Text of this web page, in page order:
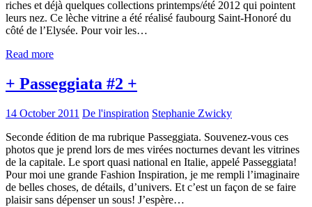
riches et déjà quelques collections printemps/été 2012 qui pointent
leurs nez. Ce lèche vitrine a été réalisé faubourg Saint-Honoré du
côté de l’Elysée. Pour voir les…
Read more
+ Passeggiata #2 +
14 October 2011 De l'inspiration Stephanie Zwicky
Seconde édition de ma rubrique Passeggiata. Souvenez-vous ces
photos que je prend lors de mes virées nocturnes devant les vitrines
de la capitale. Le sport quasi national en Italie, appelé Passeggiata!
Pour moi une grande Fashion Inspiration, je me rempli l’imaginaire
de belles choses, de détails, d’univers. Et c’est un façon de se faire
plaisir sans dépenser un sous! J’espère…